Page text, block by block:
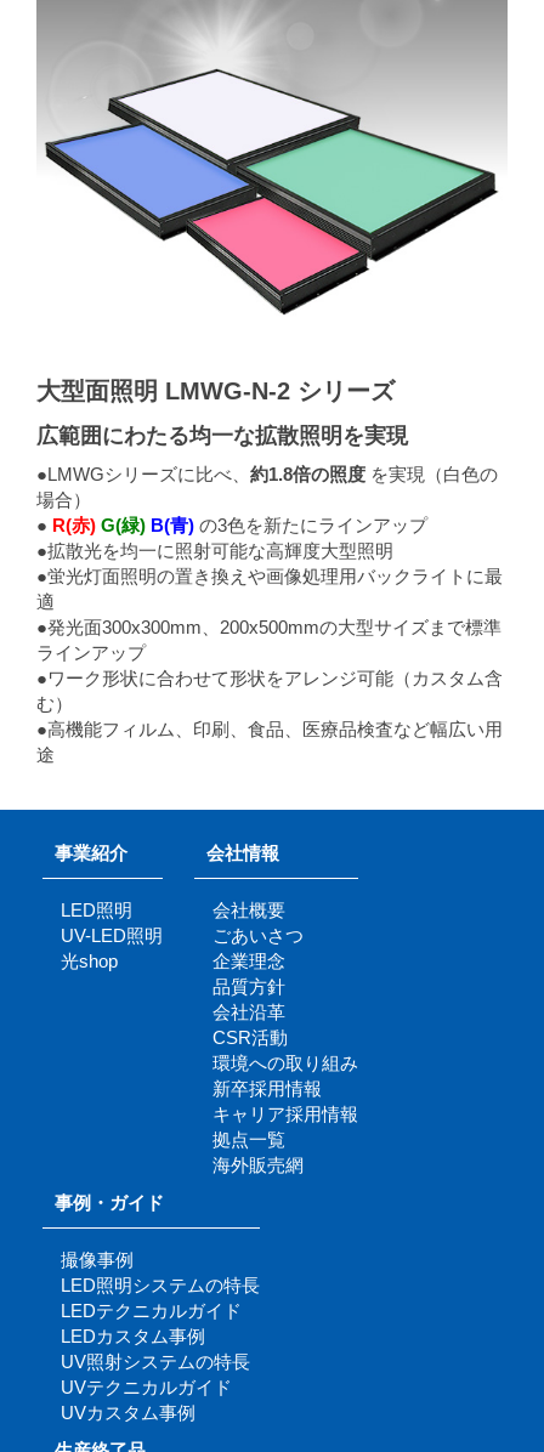
大型面照明 LMWG-N-2 シリーズ
広範囲にわたる均一な拡散照明を実現
●LMWGシリーズに比べ、 約1.8倍の照度 を実現（白色の
場合）
● R(赤) G(緑) B(青) の3色を新たにラインアップ
●拡散光を均一に照射可能な高輝度大型照明
●蛍光灯面照明の置き換えや画像処理用バックライトに最
適
●発光面300x300mm、200x500mmの大型サイズまで標準
ラインアップ
●ワーク形状に合わせて形状をアレンジ可能（カスタム含
む）
●高機能フィルム、印刷、食品、医療品検査など幅広い用
途
事業紹介
LED照明
UV-LED照明
光shop
会社情報
会社概要
ごあいさつ
企業理念
品質方針
会社沿革
CSR活動
環境への取り組み
新卒採用情報
キャリア採用情報
拠点一覧
海外販売網
事例・ガイド
撮像事例
LED照明システムの特長
LEDテクニカルガイド
LEDカスタム事例
UV照射システムの特長
UVテクニカルガイド
UVカスタム事例